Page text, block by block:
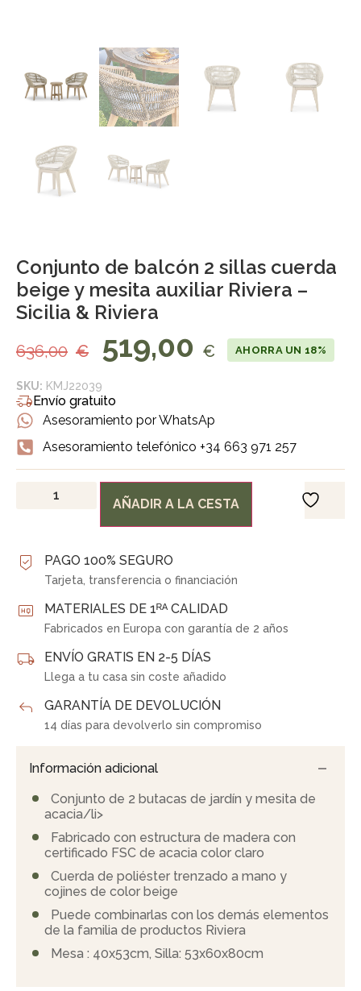
Conjunto de balcón 2 sillas cuerda
beige y mesita auxiliar Riviera –
Sicilia & Riviera
636,00 € 519,00 € AHORRA UN 18%
SKU: KMJ22039
Envío gratuito
Asesoramiento por WhatsAp
Asesoramiento telefónico +34 663 971 257
AÑADIR A LA CESTA
PAGO 100% SEGURO
Tarjeta, transferencia o financiación
MATERIALES DE 1ᴿᴬ CALIDAD
Fabricados en Europa con garantía de 2 años
ENVÍO GRATIS EN 2-5 DÍAS
Llega a tu casa sin coste añadido
GARANTÍA DE DEVOLUCIÓN
14 días para devolverlo sin compromiso
Información adicional
Conjunto de 2 butacas de jardín y mesita de
acacia/li>
Fabricado con estructura de madera con
certificado FSC de acacia color claro
Cuerda de poliéster trenzado a mano y
cojines de color beige
Puede combinarlas con los demás elementos
de la familia de productos Riviera
Mesa : 40x53cm, Silla: 53x60x80cm